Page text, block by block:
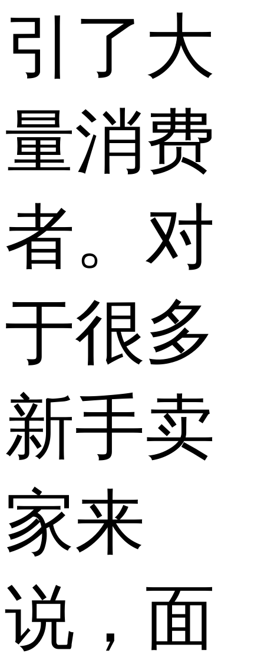
引了大
量消费
者。对
于很多
新手卖
家来
说，面